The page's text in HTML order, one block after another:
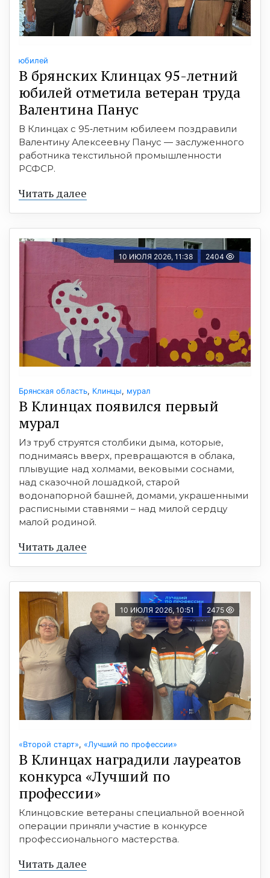
юбилей
В брянских Клинцах 95-летний
юбилей отметила ветеран труда
Валентина Панус
В Клинцах с 95‑летним юбилеем поздравили
Валентину Алексеевну Панус — заслуженного
работника текстильной промышленности
РСФСР.
Читать далее
10 ИЮЛЯ 2026, 11:38 2404
Брянская область, Клинцы, мурал
В Клинцах появился первый
мурал
Из труб струятся столбики дыма, которые,
поднимаясь вверх, превращаются в облака,
плывущие над холмами, вековыми соснами,
над сказочной лошадкой, старой
водонапорной башней, домами, украшенными
расписными ставнями – над милой сердцу
малой родиной.
Читать далее
10 ИЮЛЯ 2026, 10:51 2475
«Второй старт», «Лучший по профессии»
В Клинцах наградили лауреатов
конкурса «Лучший по
профессии»
Клинцовские ветераны специальной военной
операции приняли участие в конкурсе
профессионального мастерства.
Читать далее